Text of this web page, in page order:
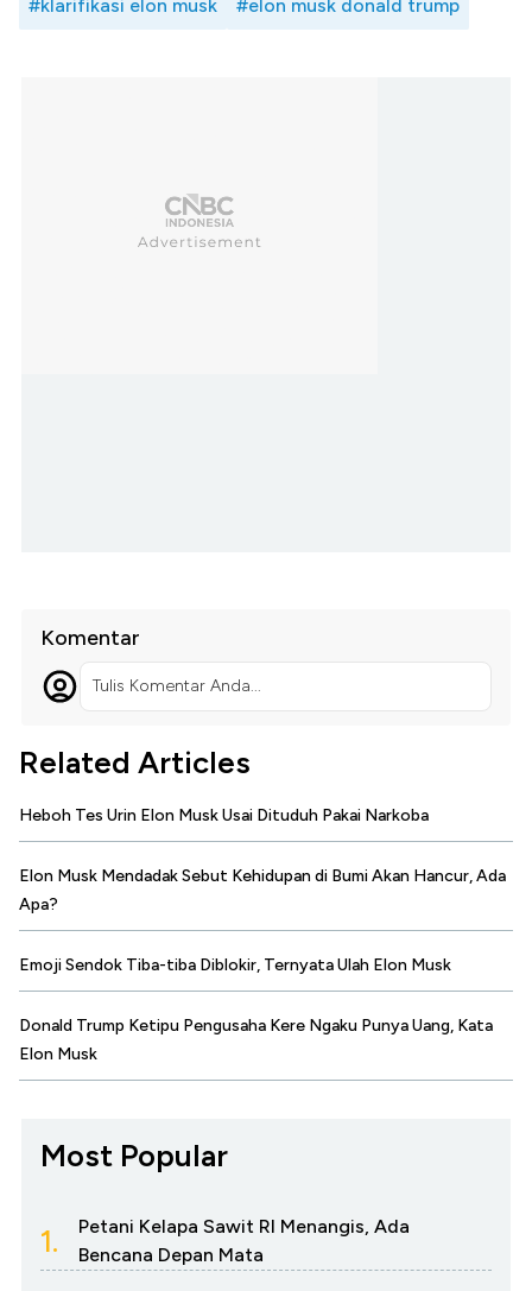
#klarifikasi elon musk #elon musk donald trump
Komentar
Tulis Komentar Anda...
Related Articles
Heboh Tes Urin Elon Musk Usai Dituduh Pakai Narkoba
Elon Musk Mendadak Sebut Kehidupan di Bumi Akan Hancur, Ada
Apa?
Emoji Sendok Tiba-tiba Diblokir, Ternyata Ulah Elon Musk
Donald Trump Ketipu Pengusaha Kere Ngaku Punya Uang, Kata
Elon Musk
Most Popular
1.
Petani Kelapa Sawit RI Menangis, Ada
Bencana Depan Mata